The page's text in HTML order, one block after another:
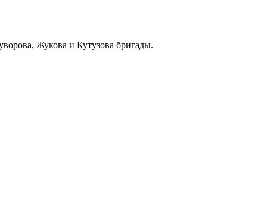
Жукова и Кутузова бригады.